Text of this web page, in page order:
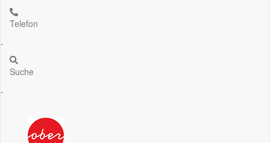
Telefon
.
Suche
.